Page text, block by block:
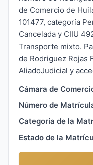
de Comercio de
101477, categoría
Cancelada y CIIU
Transporte mixto.
de Rodriguez Rojas
AliadoJudicial y
Cámara de
Número de
Categoría de la
Estado de la